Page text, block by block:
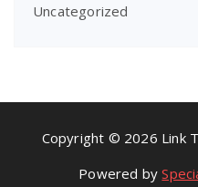
Uncategorized
Copyright © 2026 Link
Powered by